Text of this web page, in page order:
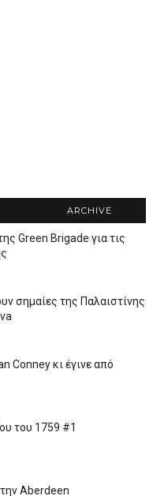
ARCHIVE
Green Brigade για τις
σημαίες της Παλαιστίνης
Conney κι έγινε από
του 1759 #1
Aberdeen